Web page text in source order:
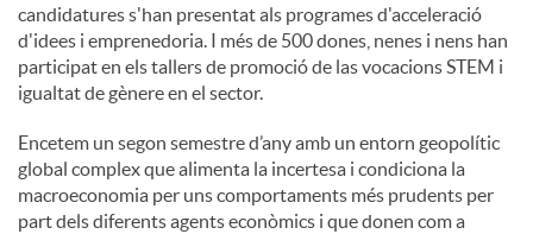
candidatures s'han presentat als programes d'acceleració
d'idees i emprenedoria. I més de 500 dones, nenes i nens han
participat en els tallers de promoció de las vocacions STEM i
igualtat de gènere en el sector.
Encetem un segon semestre d’any amb un entorn geopolític
global complex que alimenta la incertesa i condiciona la
macroeconomia per uns comportaments més prudents per
part dels diferents agents econòmics i que donen com a